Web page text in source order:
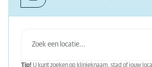
Tip! U kunt zoeken op klinieknaam, stad of jouw